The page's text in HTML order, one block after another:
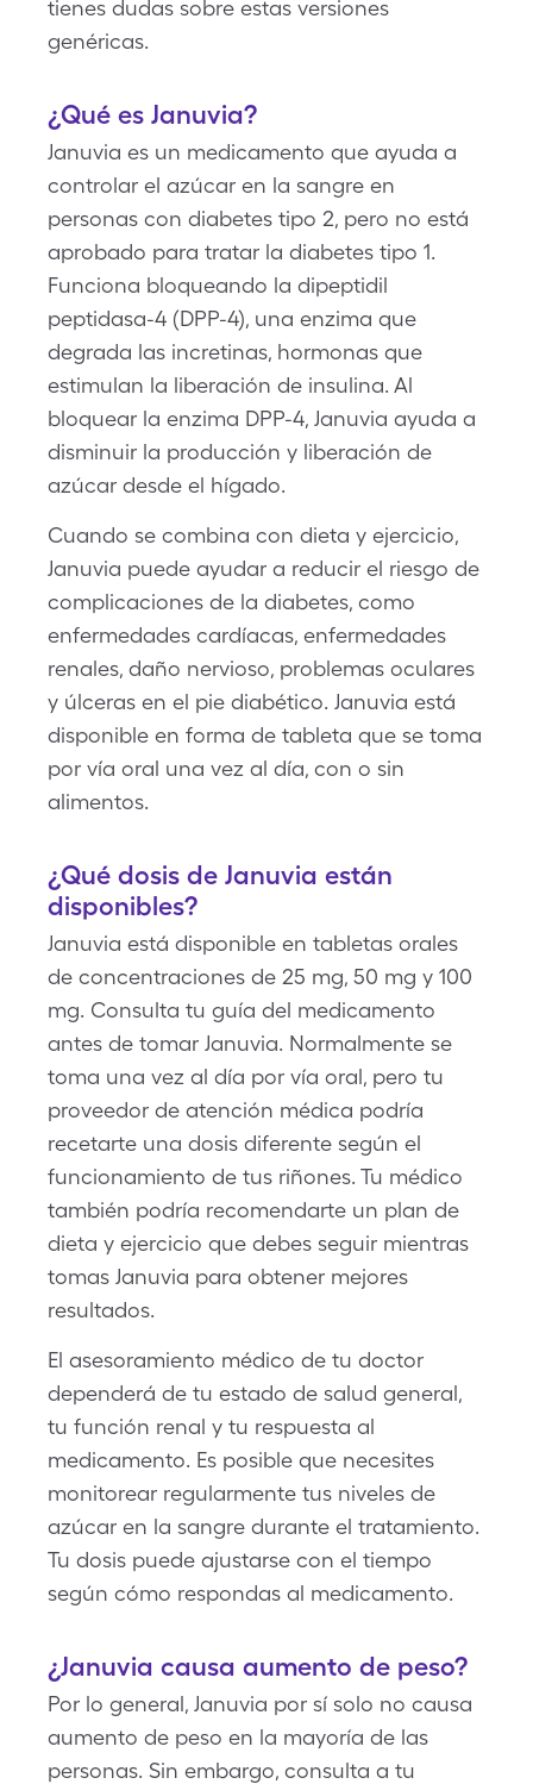
tienes dudas sobre estas versiones
genéricas.
¿Qué es Januvia?
Januvia es un medicamento que ayuda a
controlar el azúcar en la sangre en
personas con diabetes tipo 2, pero no está
aprobado para tratar la diabetes tipo 1.
Funciona bloqueando la dipeptidil
peptidasa-4 (DPP-4), una enzima que
degrada las incretinas, hormonas que
estimulan la liberación de insulina. Al
bloquear la enzima DPP-4, Januvia ayuda a
disminuir la producción y liberación de
azúcar desde el hígado.
Cuando se combina con dieta y ejercicio,
Januvia puede ayudar a reducir el riesgo de
complicaciones de la diabetes, como
enfermedades cardíacas, enfermedades
renales, daño nervioso, problemas oculares
y úlceras en el pie diabético. Januvia está
disponible en forma de tableta que se toma
por vía oral una vez al día, con o sin
alimentos.
¿Qué dosis de Januvia están
disponibles?
Januvia está disponible en tabletas orales
de concentraciones de 25 mg, 50 mg y 100
mg. Consulta tu guía del medicamento
antes de tomar Januvia. Normalmente se
toma una vez al día por vía oral, pero tu
proveedor de atención médica podría
recetarte una dosis diferente según el
funcionamiento de tus riñones. Tu médico
también podría recomendarte un plan de
dieta y ejercicio que debes seguir mientras
tomas Januvia para obtener mejores
resultados.
El asesoramiento médico de tu doctor
dependerá de tu estado de salud general,
tu función renal y tu respuesta al
medicamento. Es posible que necesites
monitorear regularmente tus niveles de
azúcar en la sangre durante el tratamiento.
Tu dosis puede ajustarse con el tiempo
según cómo respondas al medicamento.
¿Januvia causa aumento de peso?
Por lo general, Januvia por sí solo no causa
aumento de peso en la mayoría de las
personas. Sin embargo, consulta a tu